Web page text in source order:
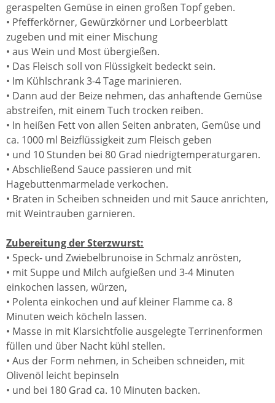
geraspelten Gemüse in einen großen Topf geben.
• Pfefferkörner, Gewürzkörner und Lorbeerblatt
zugeben und mit einer Mischung
• aus Wein und Most übergießen.
• Das Fleisch soll von Flüssigkeit bedeckt sein.
• Im Kühlschrank 3-4 Tage marinieren.
• Dann aud der Beize nehmen, das anhaftende Gemüse
abstreifen, mit einem Tuch trocken reiben.
• In heißen Fett von allen Seiten anbraten, Gemüse und
ca. 1000 ml Beizflüssigkeit zum Fleisch geben
• und 10 Stunden bei 80 Grad niedrigtemperaturgaren.
• Abschließend Sauce passieren und mit
Hagebuttenmarmelade verkochen.
• Braten in Scheiben schneiden und mit Sauce anrichten,
mit Weintrauben garnieren.
Zubereitung der Sterzwurst:
• Speck- und Zwiebelbrunoise in Schmalz anrösten,
• mit Suppe und Milch aufgießen und 3-4 Minuten
einkochen lassen, würzen,
• Polenta einkochen und auf kleiner Flamme ca. 8
Minuten weich köcheln lassen.
• Masse in mit Klarsichtfolie ausgelegte Terrinenformen
füllen und über Nacht kühl stellen.
• Aus der Form nehmen, in Scheiben schneiden, mit
Olivenöl leicht bepinseln
• und bei 180 Grad ca. 10 Minuten backen.